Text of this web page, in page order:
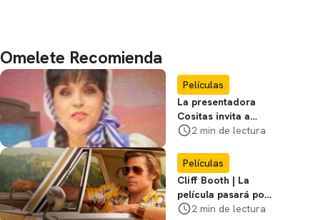
Omelete Recomienda
Películas
La presentadora
Cositas invita a
visitar el
Miasma
2 min de lectura
Películas
Cliff Booth | La
película pasará por
nuevas filmaciones
2 min de lectura